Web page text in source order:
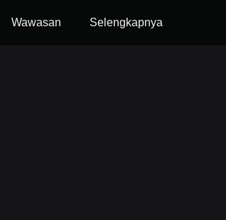
Wawasan Selengkapnya